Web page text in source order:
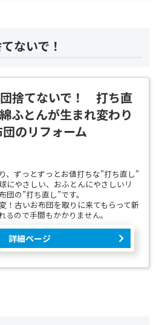
ないで！
捨てないで！ 打ち直
ふとんが生まれ変わり
団のリフォーム
、ずっとずっとお値打ちな”打ち直し”
にやさしい、おふとんにやさしいリ
の”打ち直し”です。
！古いお布団を取りに来てもらって新
るので手間もかかりません。
詳細ページ